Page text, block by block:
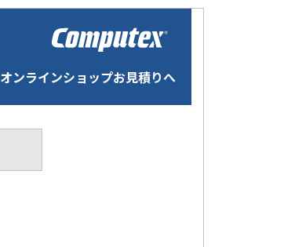
オンラインショップお見積りへ